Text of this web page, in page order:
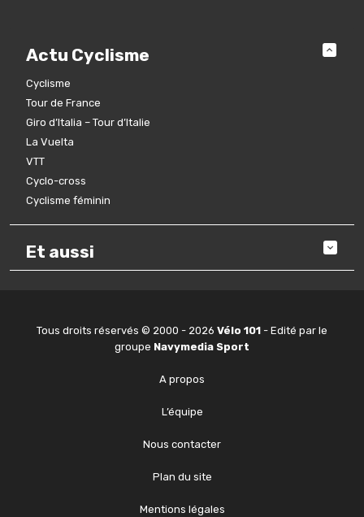
Actu Cyclisme
Cyclisme
Tour de France
Giro d’Italia – Tour d’Italie
La Vuelta
VTT
Cyclo-cross
Cyclisme féminin
Et aussi
Tous droits réservés © 2000 - 2026 Vélo 101 - Edité par le
groupe Navymedia Sport
A propos
L’équipe
Nous contacter
Plan du site
Mentions légales